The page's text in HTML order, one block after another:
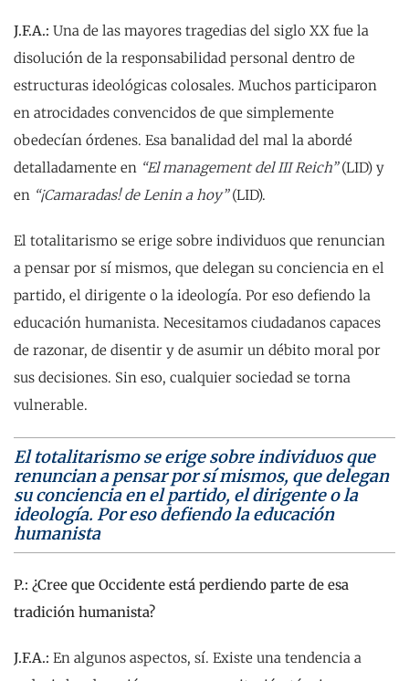
J.F.A.: Una de las mayores tragedias del siglo XX fue la
disolución de la responsabilidad personal dentro de
estructuras ideológicas colosales. Muchos participaron
en atrocidades convencidos de que simplemente
obedecían órdenes. Esa banalidad del mal la abordé
detalladamente en “El management del III Reich”(LID) y
en “¡Camaradas! de Lenin a hoy”(LID).
El totalitarismo se erige sobre individuos que renuncian
a pensar por sí mismos, que delegan su conciencia en el
partido, el dirigente o la ideología. Por eso defiendo la
educación humanista. Necesitamos ciudadanos capaces
de razonar, de disentir y de asumir un débito moral por
sus decisiones. Sin eso, cualquier sociedad se torna
vulnerable.
El totalitarismo se erige sobre individuos que
renuncian a pensar por sí mismos, que delegan
su conciencia en el partido, el dirigente o la
ideología. Por eso defiendo la educación
humanista
P.: ¿Cree que Occidente está perdiendo parte de esa
tradición humanista?
J.F.A.: En algunos aspectos, sí. Existe una tendencia a